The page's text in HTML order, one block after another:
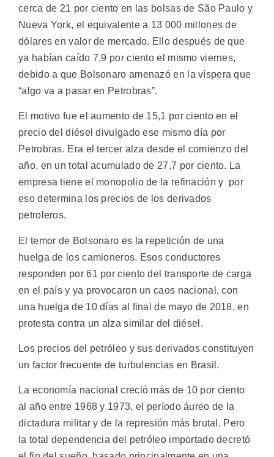
cerca de 21 por ciento en las bolsas de São Paulo y
Nueva York, el equivalente a 13 000 millones de
dólares en valor de mercado. Ello después de que
ya habían caído 7,9 por ciento el mismo viernes,
debido a que Bolsonaro amenazó en la víspera que
“algo va a pasar en Petrobras”.
El motivo fue el aumento de 15,1 por ciento en el
precio del diésel divulgado ese mismo día por
Petrobras. Era el tercer alza desde el comienzo del
año, en un total acumulado de 27,7 por ciento. La
empresa tiene el monopolio de la refinación y por
eso determina los precios de los derivados
petroleros.
El temor de Bolsonaro es la repetición de una
huelga de los camioneros. Esos conductores
responden por 61 por ciento del transporte de carga
en el país y ya provocaron un caos nacional, con
una huelga de 10 días al final de mayo de 2018, en
protesta contra un alza similar del diésel.
Los precios del petróleo y sus derivados constituyen
un factor frecuente de turbulencias en Brasil.
La economía nacional creció más de 10 por ciento
al año entre 1968 y 1973, el período áureo de la
dictadura militar y de la represión más brutal. Pero
la total dependencia del petróleo importado decretó